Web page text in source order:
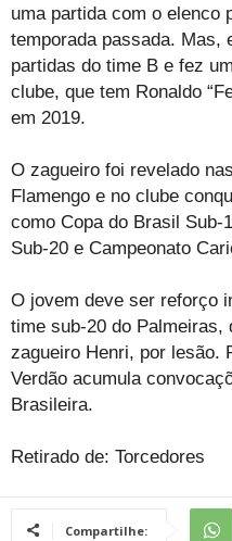
uma partida com o elenco
temporada passada. Mas,
partidas do time B e fez
clube, que tem Ronaldo
em 2019.
O zagueiro foi revelado
Flamengo e no clube
como Copa do Brasil Sub-
Sub-20 e Campeonato
O jovem deve ser reforço
time sub-20 do Palmeiras,
zagueiro Henri, por lesão.
Verdão acumula
Brasileira.
Retirado de: Torcedores
Compartilhe: